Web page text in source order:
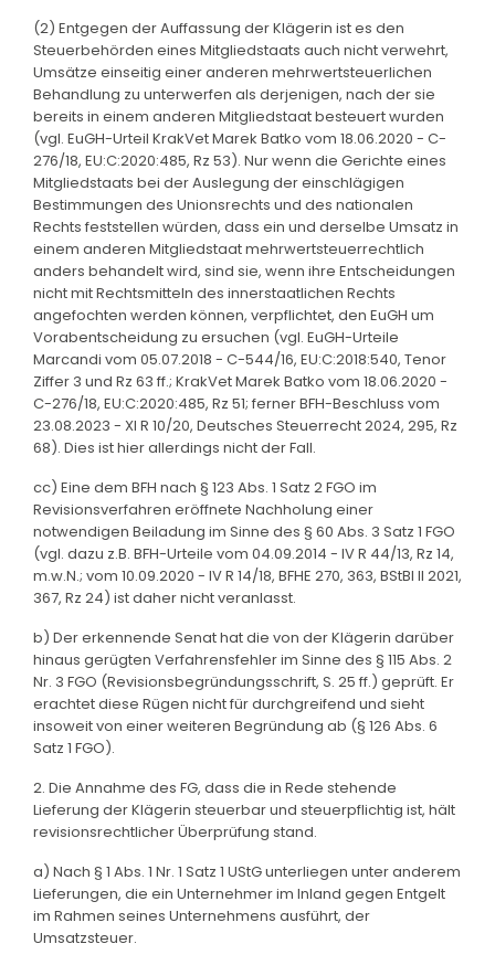
(2) Entgegen der Auffassung der Klägerin ist es den
Steuerbehörden eines Mitgliedstaats auch nicht verwehrt,
Umsätze einseitig einer anderen mehrwertsteuerlichen
Behandlung zu unterwerfen als derjenigen, nach der sie
bereits in einem anderen Mitgliedstaat besteuert wurden
(vgl. EuGH-Urteil KrakVet Marek Batko vom 18.06.2020 - C-
276/18, EU:C:2020:485, Rz 53). Nur wenn die Gerichte eines
Mitgliedstaats bei der Auslegung der einschlägigen
Bestimmungen des Unionsrechts und des nationalen
Rechts feststellen würden, dass ein und derselbe Umsatz in
einem anderen Mitgliedstaat mehrwertsteuerrechtlich
anders behandelt wird, sind sie, wenn ihre Entscheidungen
nicht mit Rechtsmitteln des innerstaatlichen Rechts
angefochten werden können, verpflichtet, den EuGH um
Vorabentscheidung zu ersuchen (vgl. EuGH-Urteile
Marcandi vom 05.07.2018 - C-544/16, EU:C:2018:540, Tenor
Ziffer 3 und Rz 63 ff.; KrakVet Marek Batko vom 18.06.2020 -
C-276/18, EU:C:2020:485, Rz 51; ferner BFH-Beschluss vom
23.08.2023 - XI R 10/20, Deutsches Steuerrecht 2024, 295, Rz
68). Dies ist hier allerdings nicht der Fall.
cc) Eine dem BFH nach § 123 Abs. 1 Satz 2 FGO im
Revisionsverfahren eröffnete Nachholung einer
notwendigen Beiladung im Sinne des § 60 Abs. 3 Satz 1 FGO
(vgl. dazu z.B. BFH-Urteile vom 04.09.2014 - IV R 44/13, Rz 14,
m.w.N.; vom 10.09.2020 - IV R 14/18, BFHE 270, 363, BStBl II 2021,
367, Rz 24) ist daher nicht veranlasst.
b) Der erkennende Senat hat die von der Klägerin darüber
hinaus gerügten Verfahrensfehler im Sinne des § 115 Abs. 2
Nr. 3 FGO (Revisionsbegründungsschrift, S. 25 ff.) geprüft. Er
erachtet diese Rügen nicht für durchgreifend und sieht
insoweit von einer weiteren Begründung ab (§ 126 Abs. 6
Satz 1 FGO).
2. Die Annahme des FG, dass die in Rede stehende
Lieferung der Klägerin steuerbar und steuerpflichtig ist, hält
revisionsrechtlicher Überprüfung stand.
a) Nach § 1 Abs. 1 Nr. 1 Satz 1 UStG unterliegen unter anderem
Lieferungen, die ein Unternehmer im Inland gegen Entgelt
im Rahmen seines Unternehmens ausführt, der
Umsatzsteuer.